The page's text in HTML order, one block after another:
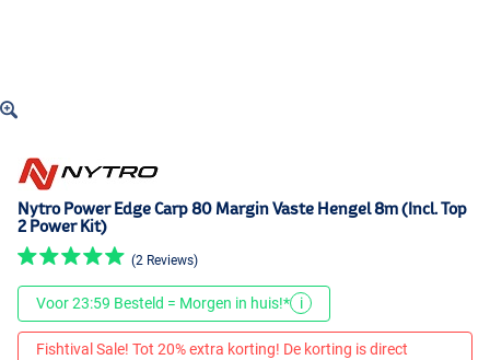
Nytro Power Edge Carp 80 Margin Vaste Hengel 8m (Incl. Top
2 Power Kit)
(2 Reviews)
Voor 23:59 Besteld = Morgen in huis!* i
Fishtival Sale! Tot 20% extra korting! De korting is direct